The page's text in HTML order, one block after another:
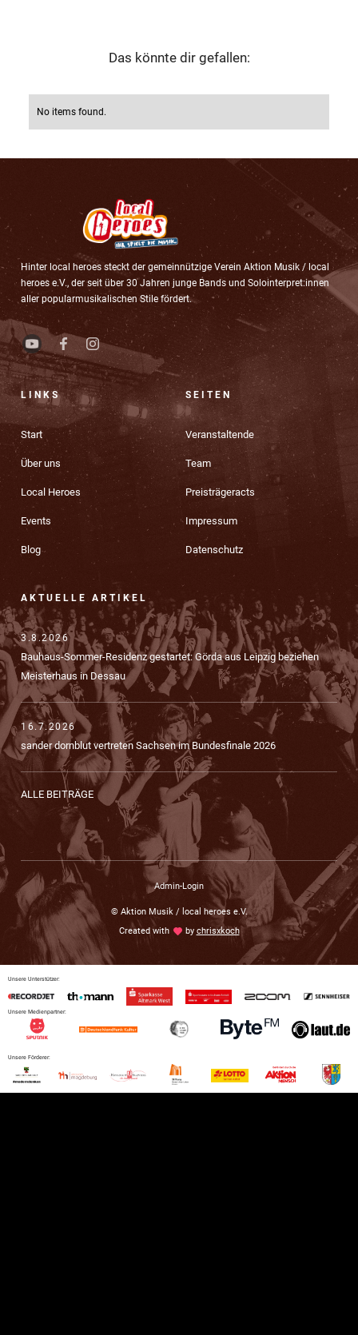
Das könnte dir gefallen:
No items found.
Hinter local heroes steckt der gemeinnützige Verein Aktion Musik / local
heroes e.V., der seit über 30 Jahren junge Bands und Solointerpret:innen
aller popularmusikalischen Stile fördert.
LINKS
Start
Über uns
Local Heroes
Events
Blog
SEITEN
Veranstaltende
Team
Preisträgeracts
Impressum
Datenschutz
AKTUELLE ARTIKEL
3.8.2026
Bauhaus-Sommer-Residenz gestartet: Görda aus Leipzig beziehen
Meisterhaus in Dessau
16.7.2026
sander dornblut vertreten Sachsen im Bundesfinale 2026
ALLE BEITRÄGE
Admin-Login
© Aktion Musik / local heroes e.V.
Created withlove by chrisxkoch
Unsere Unterstützer:
Unsere Medienpartner:
Unsere Förderer: